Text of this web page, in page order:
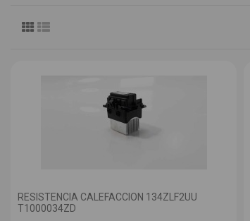
RESISTENCIA CALEFACCION 134ZLF2UU
T1000034ZD